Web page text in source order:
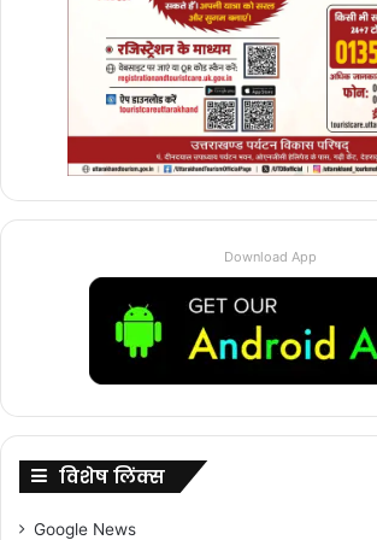
Download App
विशेष लिंक्स
Google News